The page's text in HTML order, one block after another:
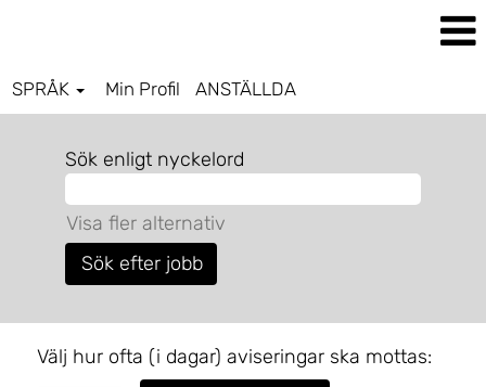
SPRÅK Min Profil ANSTÄLLDA
Sök enligt nyckelord
Visa fler alternativ
Välj hur ofta (i dagar) aviseringar ska mottas: